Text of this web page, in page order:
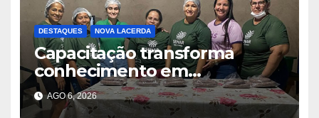
DESTAQUES NOVA LACERDA
Capacitação transforma
conhecimento em
oportunidades em Nova
Lacerda
AGO 6, 2026